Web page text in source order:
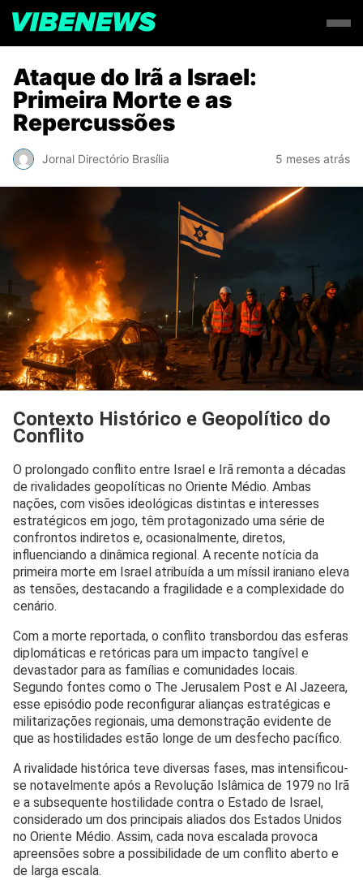
Ataque do Irã a Israel:
Primeira Morte e as
Repercussões
Jornal Directório Brasília 5 meses atrás
Contexto Histórico e Geopolítico do
Conflito
O prolongado conflito entre Israel e Irã remonta a décadas
de rivalidades geopolíticas no Oriente Médio. Ambas
nações, com visões ideológicas distintas e interesses
estratégicos em jogo, têm protagonizado uma série de
confrontos indiretos e, ocasionalmente, diretos,
influenciando a dinâmica regional. A recente notícia da
primeira morte em Israel atribuída a um míssil iraniano eleva
as tensões, destacando a fragilidade e a complexidade do
cenário.
Com a morte reportada, o conflito transbordou das esferas
diplomáticas e retóricas para um impacto tangível e
devastador para as famílias e comunidades locais.
Segundo fontes como o The Jerusalem Post e Al Jazeera,
esse episódio pode reconfigurar alianças estratégicas e
militarizações regionais, uma demonstração evidente de
que as hostilidades estão longe de um desfecho pacífico.
A rivalidade histórica teve diversas fases, mas intensificou-
se notavelmente após a Revolução Islâmica de 1979 no Irã
e a subsequente hostilidade contra o Estado de Israel,
considerado um dos principais aliados dos Estados Unidos
no Oriente Médio. Assim, cada nova escalada provoca
apreensões sobre a possibilidade de um conflito aberto e
de larga escala.